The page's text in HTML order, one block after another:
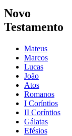
Novo
Testamento
Mateus
Marcos
Lucas
João
Atos
Romanos
I Coríntios
II Coríntios
Gálatas
Efésios